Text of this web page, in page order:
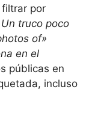
por
Un truco poco
of»
en el
públicas en
incluso